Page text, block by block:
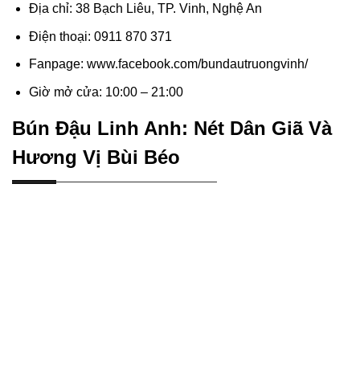
Địa chỉ: 38 Bạch Liêu, TP. Vinh, Nghệ An
Điện thoại: 0911 870 371
Fanpage: www.facebook.com/bundautruongvinh/
Giờ mở cửa: 10:00 – 21:00
Bún Đậu Linh Anh: Nét Dân Giã Và
Hương Vị Bùi Béo